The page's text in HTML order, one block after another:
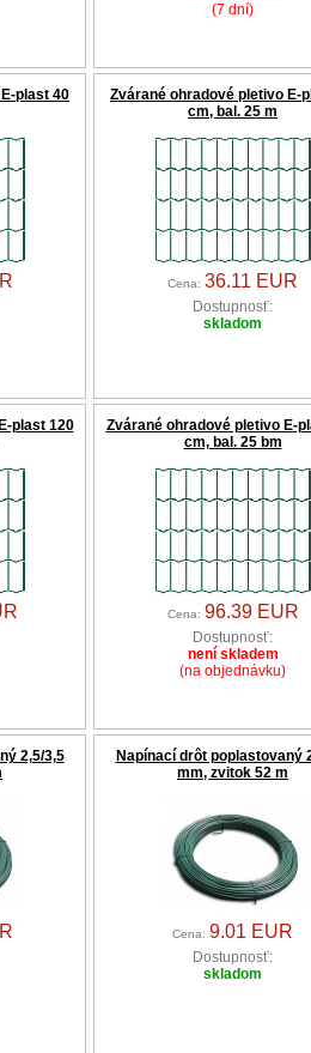
(7 dní)
plast 40
Zvárané ohradové pletivo E-
cm, bal. 25 m
Cena: 36.11 EUR
Dostupnosť:
skladom
plast 120
Zvárané ohradové pletivo E-
cm, bal. 25 bm
Cena: 96.39 EUR
Dostupnosť:
není skladem
(na objednávku)
2,5/3,5
Napínací drôt poplastovaný
mm, zvitok 52 m
Cena: 9.01 EUR
Dostupnosť:
skladom